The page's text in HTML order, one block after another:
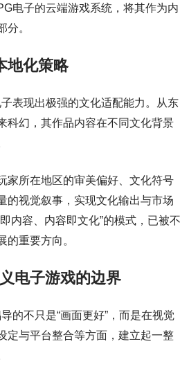
电子的云端游戏系统，将其作为内
分。
地化策略
表现出极强的文化适配能力。从东
科幻，其作品内容在不同文化背景
家所在地区的审美偏好、文化符号
的视觉叙事，实现文化输出与市场
内容、内容即文化”的模式，已被不
的重要方向。
电子游戏的边界
的不只是“画面更好”，而是在视觉
定与平台整合等方面，建立起一整